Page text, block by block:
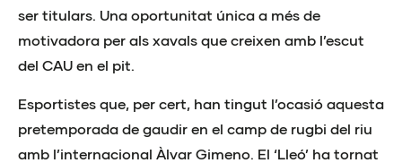
ser titulars. Una oportunitat única a més de
motivadora per als xavals que creixen amb l’escut
del CAU en el pit.
Esportistes que, per cert, han tingut l’ocasió aquesta
pretemporada de gaudir en el camp de rugbi del riu
amb l’internacional Àlvar Gimeno. El ‘Lleó’ ha tornat